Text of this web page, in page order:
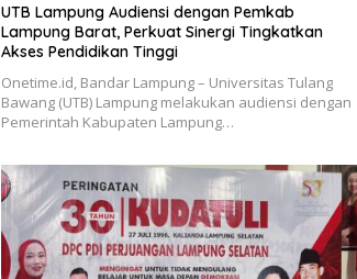
UTB Lampung Audiensi dengan Pemkab
Lampung Barat, Perkuat Sinergi Tingkatkan
Akses Pendidikan Tinggi
Onetime.id, Bandar Lampung – Universitas Tulang
Bawang (UTB) Lampung melakukan audiensi dengan
Pemerintah Kabupaten Lampung…